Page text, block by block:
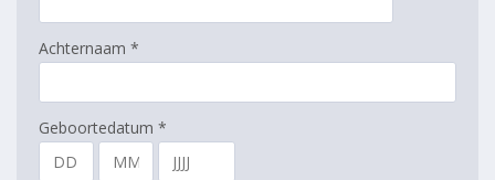
Achternaam *
Geboortedatum *